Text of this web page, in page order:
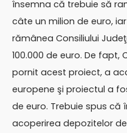
însemna că trebuie să
câte un milion de euro,
rămânea Consiliului
100.000 de euro. De fapt,
pornit acest proiect, a
europene şi proiectul a
de euro. Trebuie spus
acoperirea depozitelor